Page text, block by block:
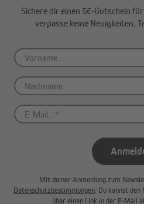
Sichere dir einen 5€-Gutschein
verpasse keine Neuigkeiten,
Mit deiner Anmeldung zum
Datenschutzbestimmungen. Du kannst
über einen Link in der E-Mail